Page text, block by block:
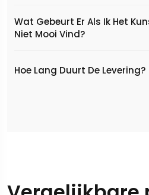
Wat Gebeurt Er Als Ik Het
Niet Mooi Vind?
Hoe Lang Duurt De Levering?